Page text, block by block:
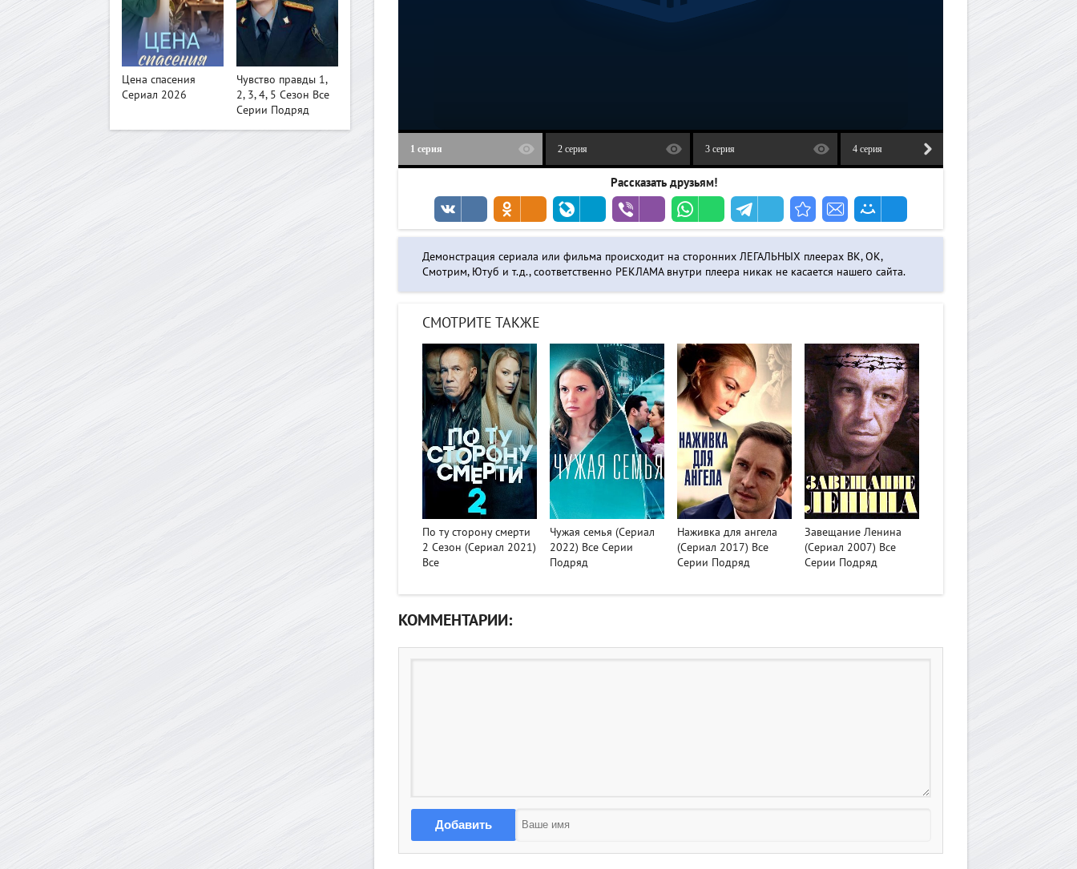
1 серия 2 серия 3 серия 4 серия
Рассказать друзьям!
Демонстрация сериала или фильма происходит на сторонних ЛЕГАЛЬНЫХ плеерах ВК, ОК,
Смотрим, Ютуб и т.д., соответственно РЕКЛАМА внутри плеера никак не касается нашего сайта.
СМОТРИТЕ ТАКЖЕ
>
По ту сторону смерти
2 Сезон (Сериал 2021)
Все
>
Чужая семья (Сериал
2022) Все Серии
Подряд
>
Наживка для ангела
(Сериал 2017) Все
Серии Подряд
>
Завещание Ленина
(Сериал 2007) Все
Серии Подряд
КОММЕНТАРИИ:
Добавить
Цена спасения
Сериал 2026
Чувство правды 1,
2, 3, 4, 5 Сезон Все
Серии Подряд